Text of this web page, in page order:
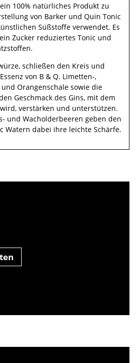
100% natürliches Produkt zu
von Barker und Quin Tonic
Süßstoffe verwendet. Es
Zucker reduziertes Tonic und
schließen den Kreis und
von B & Q. Limetten-,
Orangenschale sowie die
Geschmack des Gins, mit dem
verstärken und unterstützen.
und Wacholderbeeren geben den
Watern dabei ihre leichte Schärfe.